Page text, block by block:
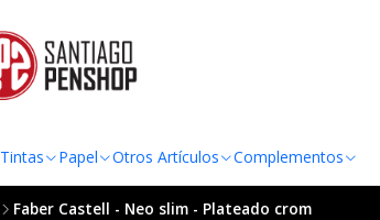
Tintas Papel Otros Artículos Complementos
Faber Castell - Neo slim - Plateado crom